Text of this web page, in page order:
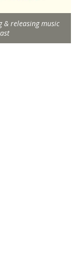
& releasing music